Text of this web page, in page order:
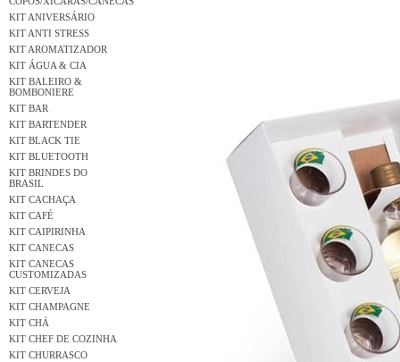
KIT ANIVERSÁRIO
KIT ANTI STRESS
KIT AROMATIZADOR
KIT ÁGUA & CIA
KIT BALEIRO &
BOMBONIERE
KIT BAR
KIT BARTENDER
KIT BLACK TIE
KIT BLUETOOTH
KIT BRINDES DO
BRASIL
KIT CACHAÇA
KIT CAFÉ
KIT CAIPIRINHA
KIT CANECAS
KIT CANECAS
CUSTOMIZADAS
KIT CERVEJA
KIT CHAMPAGNE
KIT CHÁ
KIT CHEF DE COZINHA
KIT CHURRASCO